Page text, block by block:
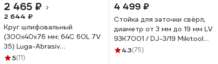
2 465 ₽
2 644 ₽
Круг шлифовальный
(300х40х76 мм; 64С 60L 7V
35) Luga-Abrasiv
4603347189917
5(11)
4 499 ₽
Стойка для заточки свёрл,
диаметр от 3 мм до 19 мм LV
93K7001 / DJ-3/19 Mikitool
М00005816
4.3(75)